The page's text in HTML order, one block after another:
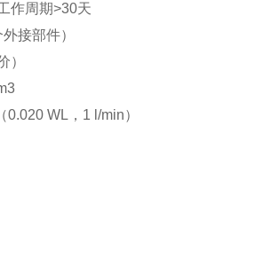
作周期>30天
接部件）
）
WL，1 l/min）